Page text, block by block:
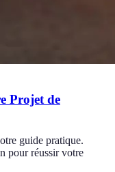
Projet de
guide pratique.
pour réussir votre